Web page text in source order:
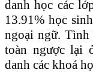
danh học các
13.91% học
ngoại ngữ.
toàn ngược lại
danh các khoá